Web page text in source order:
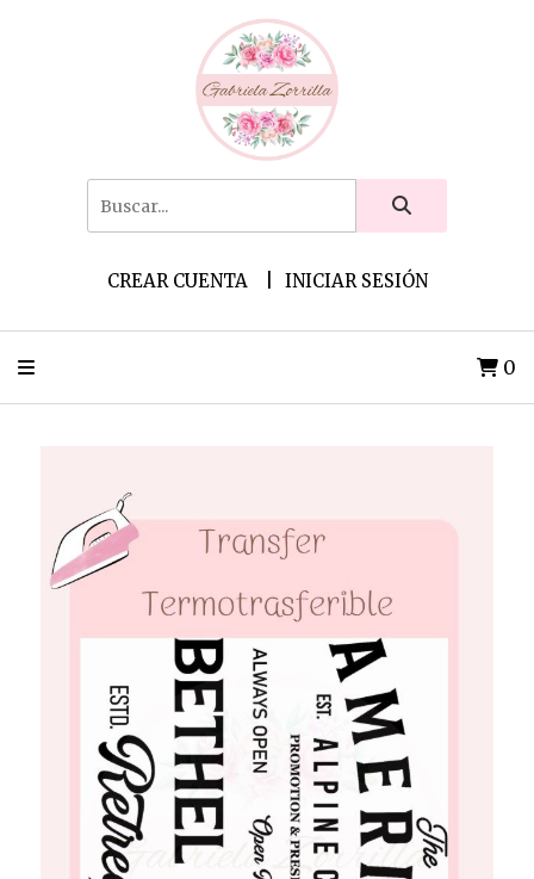
CREAR CUENTA INICIAR SESIÓN
0